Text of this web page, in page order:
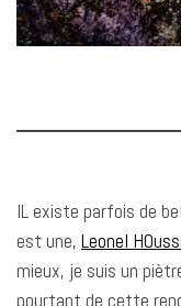
IL existe parfois de
est une, Leonel
mieux, je suis un
pourtant de cette